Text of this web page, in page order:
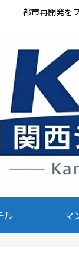
都市再開発を
ル マ